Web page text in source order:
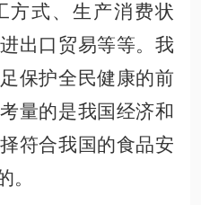
方式、生产消费状
出口贸易等等。我
保护全民健康的前
量的是我国经济和
符合我国的食品安
。